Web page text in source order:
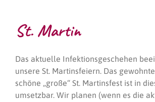
St. Martin
Das aktuelle Infektionsgeschehen
unsere St. Martinsfeiern. Das
schöne „große“ St. Martinsfest ist in
umsetzbar. Wir planen (wenn es die